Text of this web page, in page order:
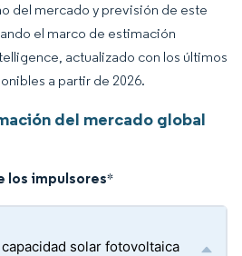
del mercado y previsión de este
el marco de estimación
actualizado con los últimos
a partir de 2026.
del mercado global
los impulsores*
solar fotovoltaica